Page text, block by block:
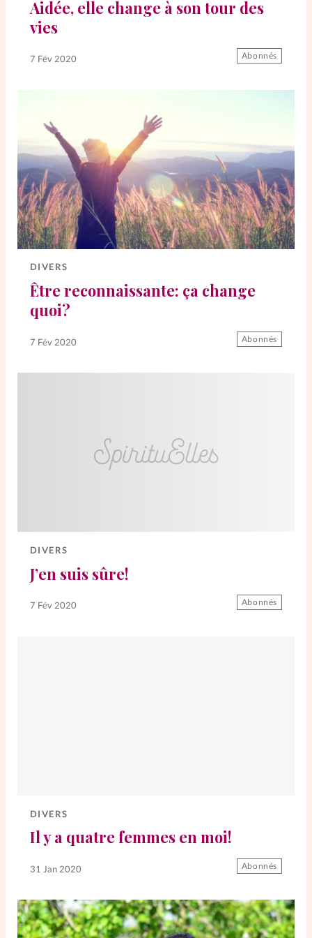
La rédaction
Mon compte
Nous contacter
Aidée, elle change à son tour des
vies
7 Fév 2020 Abonnés
DIVERS
Être reconnaissante: ça change
quoi?
7 Fév 2020 Abonnés
DIVERS
J’en suis sûre!
7 Fév 2020 Abonnés
DIVERS
Il y a quatre femmes en moi!
31 Jan 2020 Abonnés